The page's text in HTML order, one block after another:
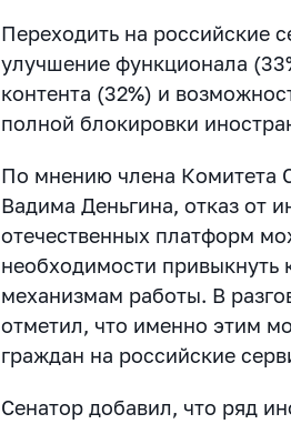
Переходить на российские
улучшение функционала
контента (32%) и
полной блокировки
По мнению члена
Вадима Деньгина, отказ от
отечественных платформ
необходимости привыкнуть
механизмам работы. В
отметил, что именно этим
граждан на российские
Сенатор добавил, что ряд